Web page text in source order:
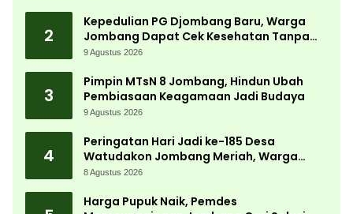
2
Kepedulian PG Djombang Baru, Warga
Jombang Dapat Cek Kesehatan Tanpa
Biaya
9 Agustus 2026
3
Pimpin MTsN 8 Jombang, Hindun Ubah
Pembiasaan Keagamaan Jadi Budaya
9 Agustus 2026
4
Peringatan Hari Jadi ke-185 Desa
Watudakon Jombang Meriah, Warga
Tumpek Blek Padati Karnaval Budaya
8 Agustus 2026
Harga Pupuk Naik, Pemdes